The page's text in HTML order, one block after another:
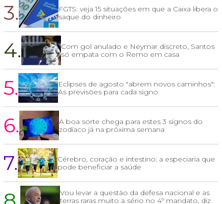
3.
FGTS: veja 15 situações em que a Caixa libera o
saque do dinheiro
4.
Com gol anulado e Neymar discreto, Santos
só empata com o Remo em casa
5.
Eclipses de agosto "abrem novos caminhos":
As previsões para cada signo
6.
A boa sorte chega para estes 3 signos do
zodíaco já na próxima semana
7.
Cérebro, coração e intestino: a especiaria que
pode beneficiar a saúde
Vou levar a questão da defesa nacional e as
terras raras muito a sério no 4º mandato, diz